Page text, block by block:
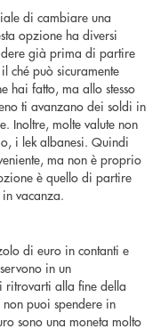
di cambiare una
opzione ha diversi
già prima di partire
ché può sicuramente
hai fatto, ma allo stesso
ti avanzano dei soldi in
Inoltre, molte valute non
i lek albanesi. Quindi
ma non è proprio
è quello di partire
vacanza.
di euro in contanti e
in un
ritrovarti alla fine della
puoi spendere in
sono una moneta molto